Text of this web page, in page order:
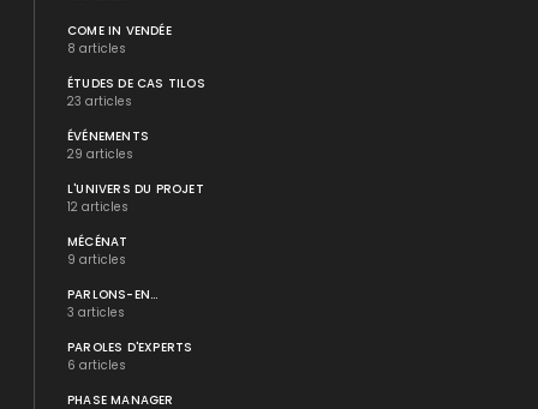
COME IN VENDÉE
8 articles
ÉTUDES DE CAS TILOS
23 articles
ÉVÉNEMENTS
29 articles
L'UNIVERS DU PROJET
12 articles
MÉCÉNAT
9 articles
PARLONS-EN...
3 articles
PAROLES D'EXPERTS
6 articles
PHASE MANAGER